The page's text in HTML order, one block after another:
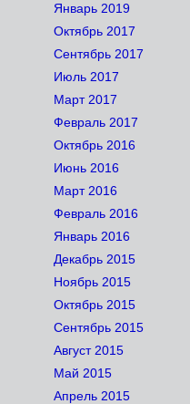
Январь 2019
Октябрь 2017
Сентябрь 2017
Июль 2017
Март 2017
Февраль 2017
Октябрь 2016
Июнь 2016
Март 2016
Февраль 2016
Январь 2016
Декабрь 2015
Ноябрь 2015
Октябрь 2015
Сентябрь 2015
Август 2015
Май 2015
Апрель 2015